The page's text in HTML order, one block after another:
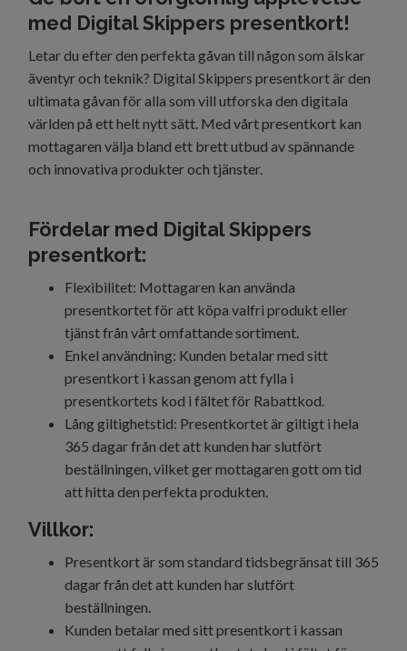
med Digital Skippers presentkort!
Letar du efter den perfekta gåvan till någon som älskar
äventyr och teknik? Digital Skippers presentkort är den
ultimata gåvan för alla som vill utforska den digitala
världen på ett helt nytt sätt. Med vårt presentkort kan
mottagaren välja bland ett brett utbud av spännande
och innovativa produkter och tjänster.
Fördelar med Digital Skippers
presentkort:
Flexibilitet: Mottagaren kan använda
presentkortet för att köpa valfri produkt eller
tjänst från vårt omfattande sortiment.
Enkel användning: Kunden betalar med sitt
presentkort i kassan genom att fylla i
presentkortets kod i fältet för Rabattkod.
Lång giltighetstid: Presentkortet är giltigt i hela
365 dagar från det att kunden har slutfört
beställningen, vilket ger mottagaren gott om tid
att hitta den perfekta produkten.
Villkor:
Presentkort är som standard tidsbegränsat till 365
dagar från det att kunden har slutfört
beställningen.
Kunden betalar med sitt presentkort i kassan